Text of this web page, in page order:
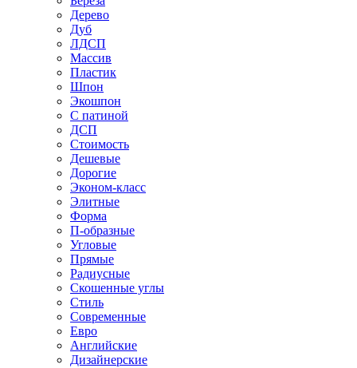
Дерево
Дуб
ЛДСП
Массив
Пластик
Шпон
Экошпон
С патиной
ДСП
Стоимость
Дешевые
Дорогие
Эконом-класс
Элитные
Форма
П-образные
Угловые
Прямые
Радиусные
Скошенные углы
Стиль
Современные
Евро
Английские
Дизайнерские